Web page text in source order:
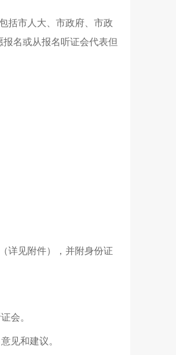
括市人大、市政府、市政
名或从报名听证会代表但
详见附件），并附身份证
会。
见和建议。